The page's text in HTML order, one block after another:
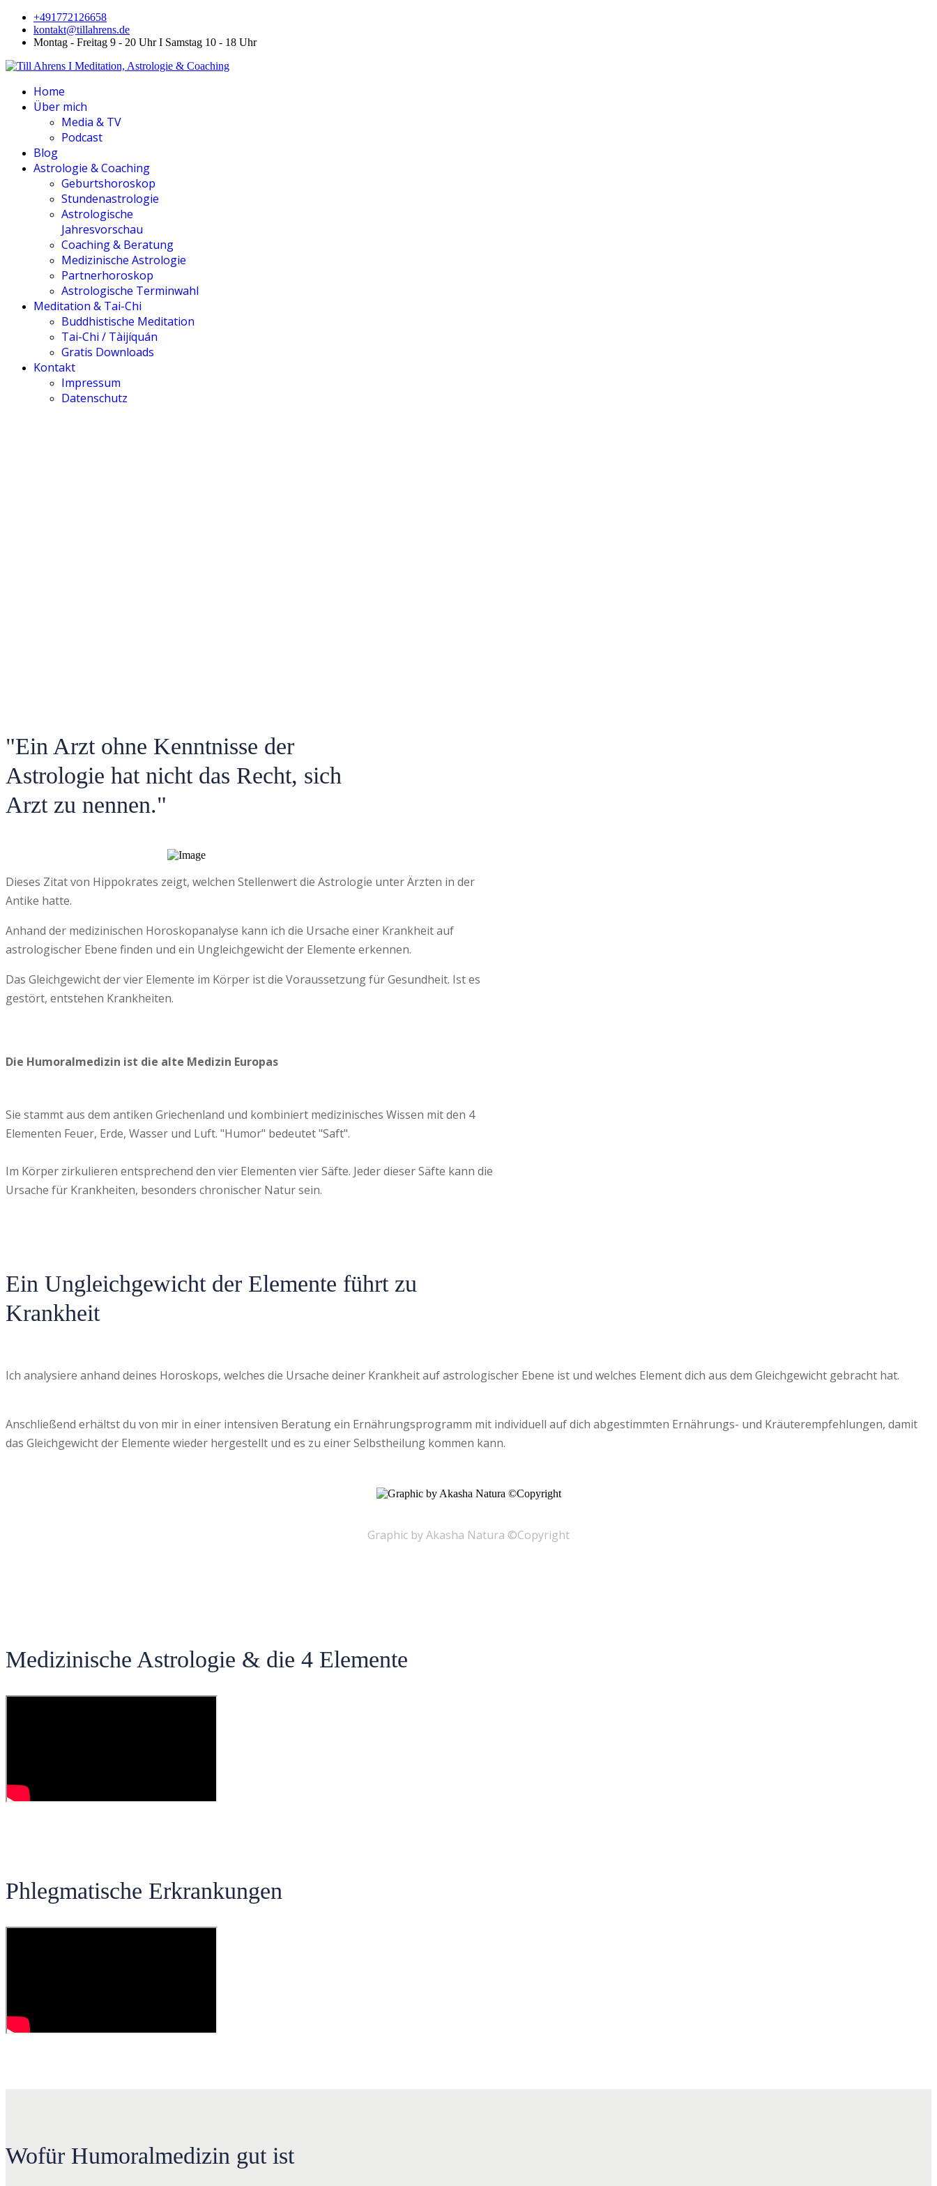
+491772126658
kontakt@tillahrens.de
Montag - Freitag 9 - 20 Uhr I Samstag 10 - 18 Uhr
Home
Über mich
Media & TV
Podcast
Blog
Astrologie & Coaching
Geburtshoroskop
Stundenastrologie
Astrologische
Jahresvorschau
Coaching & Beratung
Medizinische Astrologie
Partnerhoroskop
Astrologische Terminwahl
Meditation & Tai-Chi
Buddhistische Meditation
Tai-Chi / Tàijíquán
Gratis Downloads
Kontakt
Impressum
Datenschutz
"Ein Arzt ohne Kenntnisse der
Astrologie hat nicht das Recht, sich
Arzt zu nennen."
Dieses Zitat von Hippokrates zeigt, welchen Stellenwert die Astrologie unter Ärzten in der
Antike hatte.
Anhand der medizinischen Horoskopanalyse kann ich die Ursache einer Krankheit auf
astrologischer Ebene finden und ein Ungleichgewicht der Elemente erkennen.
Das Gleichgewicht der vier Elemente im Körper ist die Voraussetzung für Gesundheit. Ist es
gestört, entstehen Krankheiten.
Die Humoralmedizin ist die alte Medizin Europas
Sie stammt aus dem antiken Griechenland und kombiniert medizinisches Wissen mit den 4
Elementen Feuer, Erde, Wasser und Luft. "Humor" bedeutet "Saft".
Im Körper zirkulieren entsprechend den vier Elementen vier Säfte. Jeder dieser Säfte kann die
Ursache für Krankheiten, besonders chronischer Natur sein.
Ein Ungleichgewicht der Elemente führt zu
Krankheit
Ich analysiere anhand deines Horoskops, welches die Ursache deiner Krankheit auf astrologischer Ebene ist und welches Element dich aus dem Gleichgewicht gebracht hat.
Anschließend erhältst du von mir in einer intensiven Beratung ein Ernährungsprogramm mit individuell auf dich abgestimmten Ernährungs- und Kräuterempfehlungen, damit
das Gleichgewicht der Elemente wieder hergestellt und es zu einer Selbstheilung kommen kann.
Graphic by Akasha Natura ©Copyright
Medizinische Astrologie & die 4 Elemente
Phlegmatische Erkrankungen
Wofür Humoralmedizin gut ist